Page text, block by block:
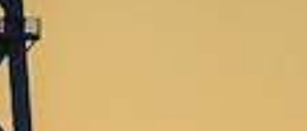
Bestuursverslag | website
Jaarrekening | website
Jaarverslag 2025 Groningen Seaports N.V. | pdf
Jaarverslag | website
Jaarrekening | website
ZOEKEN